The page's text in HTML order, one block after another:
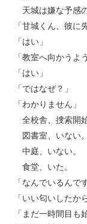
天城は嫌な予感
「甘城くん、彼に
「はい」
「教室へ向かうよ
「はい」
「ではなぜ？」
「わかりません」
全校舎、捜索開始
図書室、いない。
中庭、いない。
食堂、いた。
「なんでいるんで
「いい匂いしたか
「まだ一時間目も